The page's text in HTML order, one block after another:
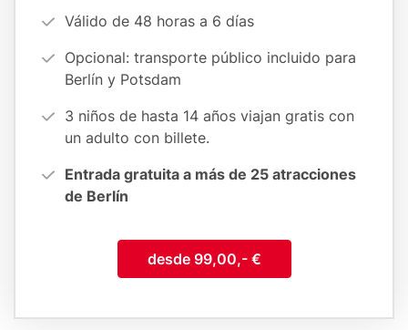
Vorteilsargumente
form)
Válido de 48 horas a 6 días
Opcional: transporte público incluido para
Berlín y Potsdam
3 niños de hasta 14 años viajan gratis con
un adulto con billete.
Entrada gratuita a más de 25 atracciones
de Berlín
desde 99,00,- €